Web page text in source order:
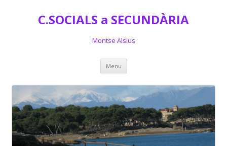
C.SOCIALS a SECUNDÀRIA
Montse Alsius
Menu Skip
content